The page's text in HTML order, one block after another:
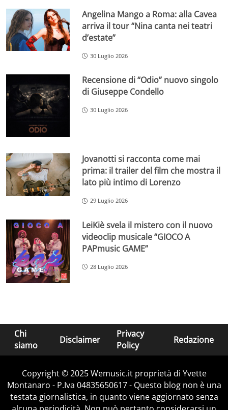
Angelina Mango a Roma: alla Cavea
arriva il tour “Nina canta nei teatri
d’estate”
30 Luglio 2026
Recensione di “Odio” nuovo singolo
di Giuseppe Condello
30 Luglio 2026
Jovanotti si racconta come mai
prima: il trailer del film che mostra il
lato più intimo di Lorenzo
29 Luglio 2026
LeiKiè svela il mistero con il nuovo
videoclip musicale “GIOCO A
PAPmusic GAME”
28 Luglio 2026
Chi
siamo
Disclaimer
Privacy
Policy
Redazione
Copyright © 2025 Wemusic.it proprietà di Yvette
Montanaro - P.Iva 04835650617 - Questo blog non è una
testata giornalistica, in quanto viene aggiornato senza